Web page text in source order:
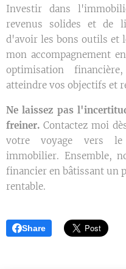
Investir dans
revenus solides et de
d'avoir les bons outils et
mon accompagnement
optimisation
atteindre vos objectifs et
Ne laissez pas
freiner. Contactez moi
votre voyage vers le
immobilier. Ensemble,
financier en bâtissant un
rentable.
Share